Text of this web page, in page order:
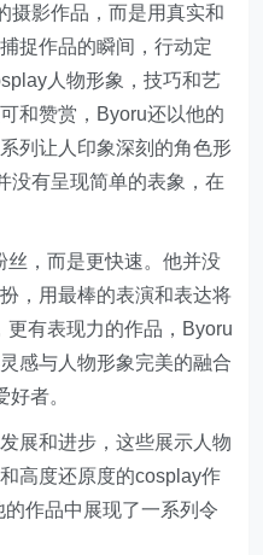
摄影作品，而是用真实和
捉作品的瞬间，行动定
人物形象，技巧和艺
和赞赏，Byoru还以他的
列让人印象深刻的角色形
没有呈现简单的表象，在
，而是更快速。他并没
，用最棒的表演和表达将
有表现力的作品，Byoru
感与人物形象完美的融合
者。
展和进步，这些展示人物
高度还原度的cosplay作
作品中展现了一系列令